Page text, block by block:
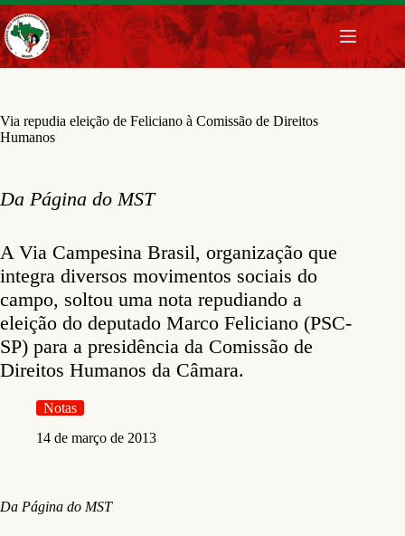
Pular
para
o
conteúdo
Via repudia eleição de Feliciano à Comissão de Direitos
Humanos
Da Página do MST
A Via Campesina Brasil, organização que
integra diversos movimentos sociais do
campo, soltou uma nota repudiando a
eleição do deputado Marco Feliciano (PSC-
SP) para a presidência da Comissão de
Direitos Humanos da Câmara.
Notas
14 de março de 2013
Da Página do MST